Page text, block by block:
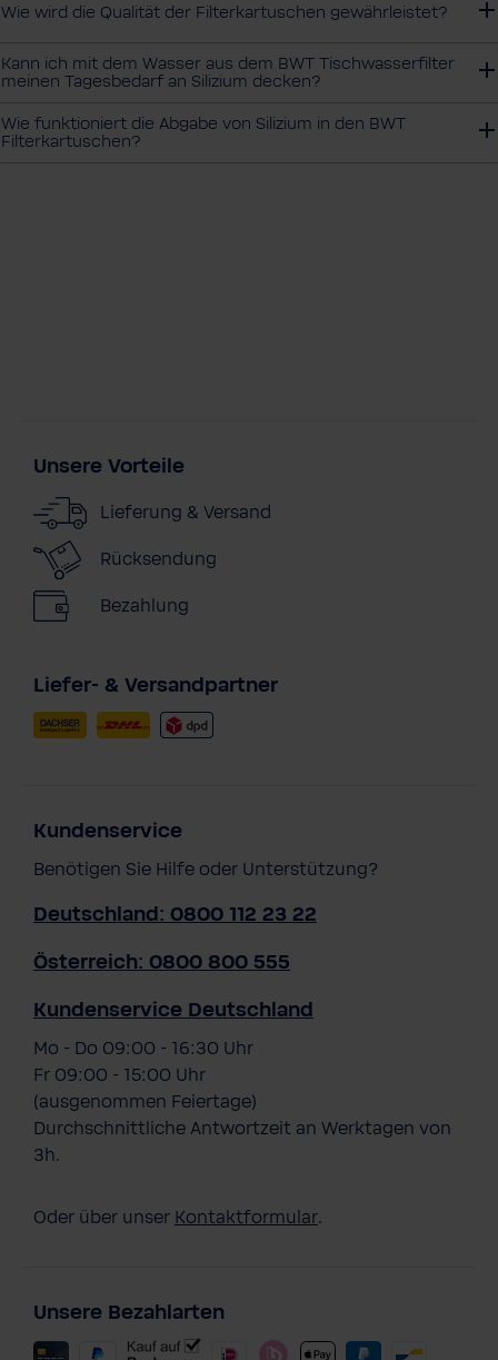
Wie wird die Qualität der Filterkartuschen gewährleistet?
Kann ich mit dem Wasser aus dem BWT Tischwasserfilter
meinen Tagesbedarf an Silizium decken?
Wie funktioniert die Abgabe von Silizium in den BWT
Filterkartuschen?
Unsere Vorteile
Lieferung & Versand
Rücksendung
Bezahlung
Liefer- & Versandpartner
Kundenservice
Benötigen Sie Hilfe oder Unterstützung?
Deutschland: 0800 112 23 22
Österreich: 0800 800 555
Kundenservice Deutschland
Mo - Do 09:00 - 16:30 Uhr
Fr 09:00 - 15:00 Uhr
(ausgenommen Feiertage)
Durchschnittliche Antwortzeit an Werktagen von
3h.
Oder über unser Kontaktformular.
Unsere Bezahlarten